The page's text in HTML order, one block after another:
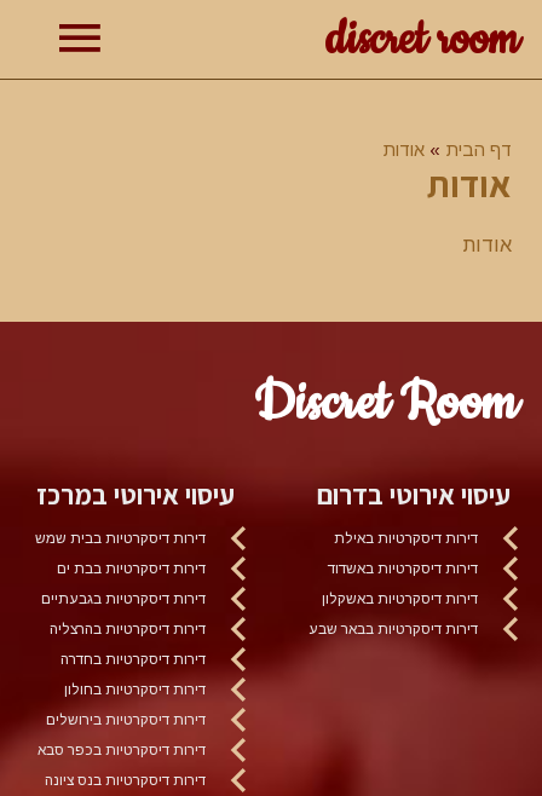
discret room
דף הבית אודות
אודות
אודות
Discret Room
עיסוי אירוטי בדרום
דירות דיסקרטיות באילת
דירות דיסקרטיות באשדוד
דירות דיסקרטיות באשקלון
דירות דיסקרטיות בבאר שבע
עיסוי אירוטי במרכז
דירות דיסקרטיות בבית שמש
דירות דיסקרטיות בבת ים
דירות דיסקרטיות בגבעתיים
דירות דיסקרטיות בהרצליה
דירות דיסקרטיות בחדרה
דירות דיסקרטיות בחולון
דירות דיסקרטיות בירושלים
דירות דיסקרטיות בכפר סבא
דירות דיסקרטיות בנס ציונה